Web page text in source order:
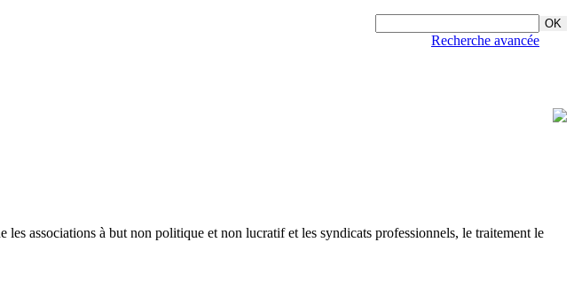
Recherche avancée
associations à but non politique et non lucratif et les syndicats professionnels, le traitement le